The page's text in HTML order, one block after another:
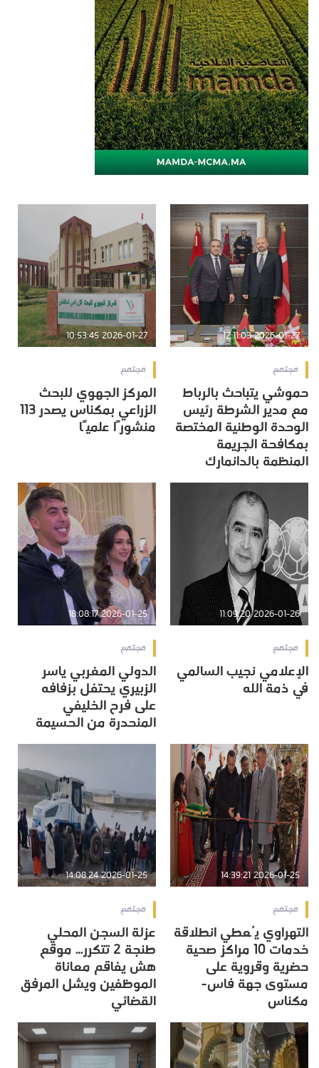
2026-01-27 12:11:03
مجتمع
حموشي يتباحث بالرباط
مع مدير الشرطة رئيس
الوحدة الوطنية المختصة
بمكافحة الجريمة
المنظمة بالدانمارك
2026-01-27 10:53:45
مجتمع
المركز الجهوي للبحث
الزراعي بمكناس يصدر 113
منشورًا علميًا
2026-01-26 11:09:20
مجتمع
الإعلامي نجيب السالمي
في ذمة الله
2026-01-25 18:08:17
مجتمع
الدولي المغربي ياسر
الزبيري يحتفل بزفافه
على فرح الخليفي
المنحدرة من الحسيمة
2026-01-25 14:39:21
مجتمع
التهراوي يُعطي انطلاقة
خدمات 10 مراكز صحية
حضرية وقروية على
مستوى جهة فاس-
مكناس
2026-01-25 14:08:24
مجتمع
عزلة السجن المحلي
طنجة 2 تتكرر… موقع
هش يفاقم معاناة
الموظفين ويشل المرفق
القضائي